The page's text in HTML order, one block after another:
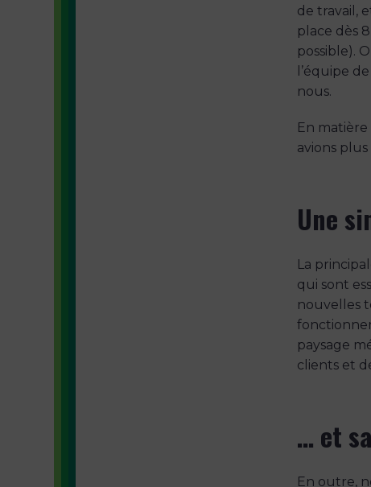
de travail,
place dès
possible).
l’équipe
nous.
En
avions
Une
La
qui sont
nouvelles
paysage
clients et
… et
En outre,